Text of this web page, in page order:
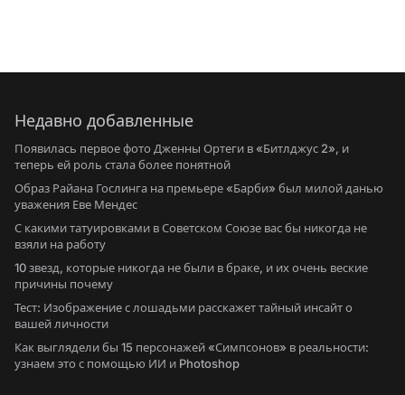
Недавно добавленные
Появилась первое фото Дженны Ортеги в «Битлджус 2», и
теперь ей роль стала более понятной
Образ Райана Гослинга на премьере «Барби» был милой данью
уважения Еве Мендес
С какими татуировками в Советском Союзе вас бы никогда не
взяли на работу
10 звезд, которые никогда не были в браке, и их очень веские
причины почему
Тест: Изображение с лошадьми расскажет тайный инсайт о
вашей личности
Как выглядели бы 15 персонажей «Симпсонов» в реальности:
узнаем это с помощью ИИ и Photoshop